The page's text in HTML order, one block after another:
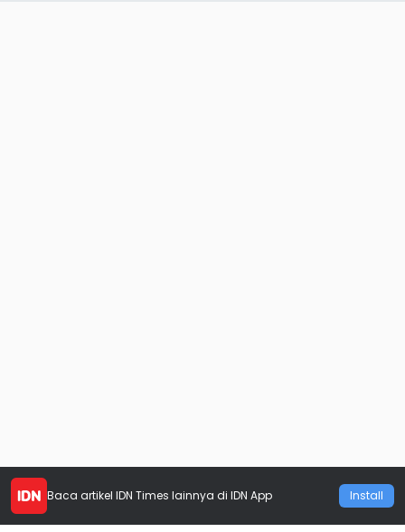
Baca artikel IDN Times lainnya di IDN App Install